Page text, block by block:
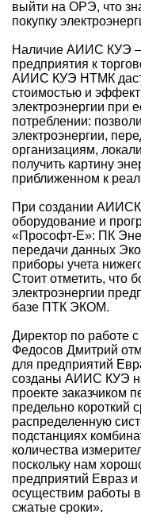
выйти на ОРЭ, что
покупку
Наличие АИИС КУЭ –
предприятия к
АИИС КУЭ НТМК даст
стоимостью и
электроэнергии при
потреблении:
электроэнергии,
организациям,
получить картину
приближенном к
При создании
оборудование и
«Прософт-Е»: ПК
передачи данных
приборы учета
Стоит отметить, что
электроэнергии
базе ПТК ЭКОМ.
Директор по работе
Федосов Дмитрий
для предприятий
созданы АИИС КУЭ
проекте заказчиком
предельно короткий
распределенную
подстанциях
количества
поскольку нам
предприятий Евраз
осуществим работы
сжатые сроки».